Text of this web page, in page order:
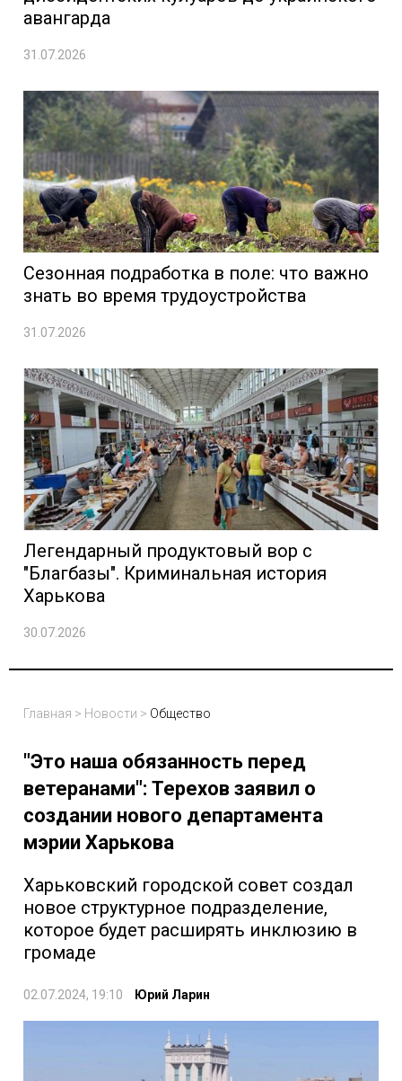
авангарда
31.07.2026
Сезонная подработка в поле: что важно
знать во время трудоустройства
31.07.2026
Легендарный продуктовый вор с
"Благбазы". Криминальная история
Харькова
30.07.2026
Главная > Новости > Общество
"Это наша обязанность перед
ветеранами": Терехов заявил о
создании нового департамента
мэрии Харькова
Харьковский городской совет создал
новое структурное подразделение,
которое будет расширять инклюзию в
громаде
02.07.2024, 19:10 Юрий Ларин